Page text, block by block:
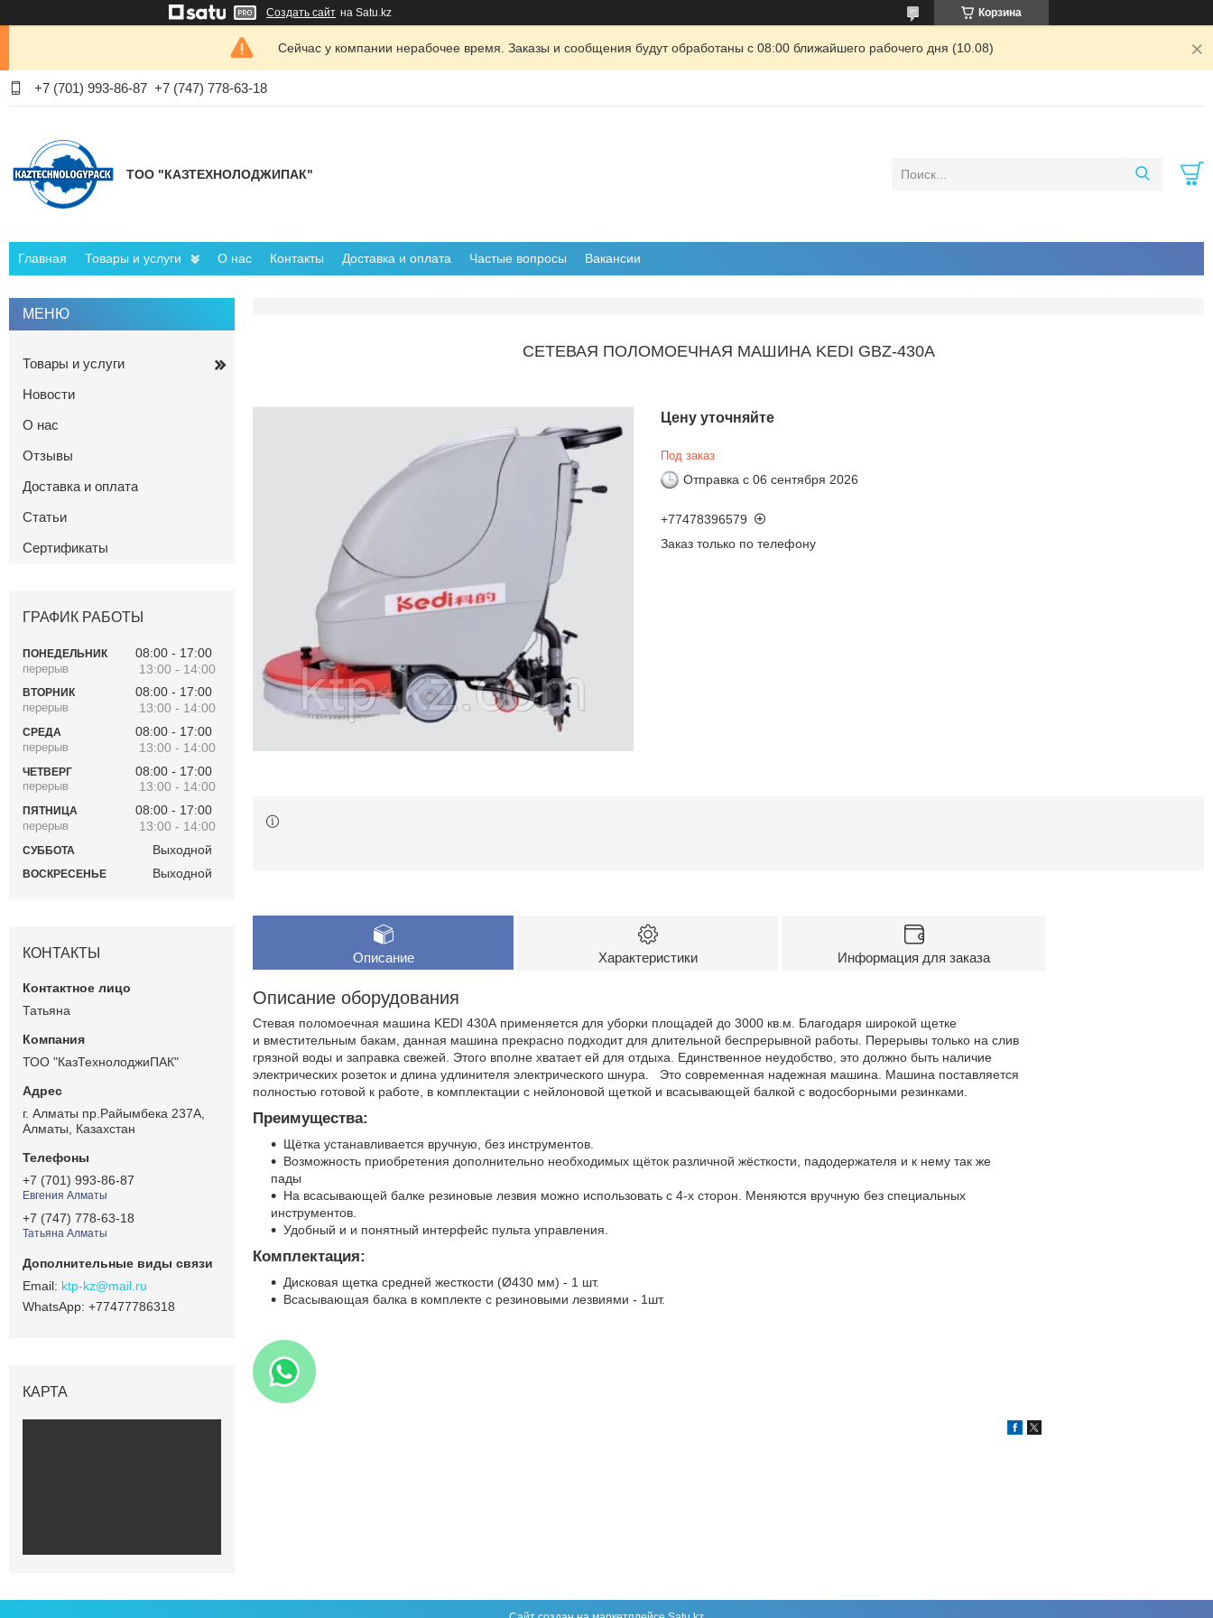
Создать сайт на Satu.kz Корзина
Сейчас у компании нерабочее время. Заказы и сообщения будут обработаны с 08:00 ближайшего рабочего дня (10.08)
+7 (701) 993-86-87 +7 (747) 778-63-18
ТОО "КАЗТЕХНОЛОДЖИПАК"
Главная Товары и услуги О нас Контакты Доставка и оплата Частые вопросы Вакансии
СЕТЕВАЯ ПОЛОМОЕЧНАЯ МАШИНА KEDI GBZ-430A
Цену уточняйте
Под заказ
Отправка с 06 сентября 2026
+77478396579
Заказ только по телефону
Описание Характеристики Информация для заказа
Описание оборудования
Стевая поломоечная машина KEDI 430А применяется для уборки площадей до 3000 кв.м. Благодаря широкой щетке
и вместительным бакам, данная машина прекрасно подходит для длительной беспрерывной работы. Перерывы только на слив
грязной воды и заправка свежей. Этого вполне хватает ей для отдыха. Единственное неудобство, это должно быть наличие
электрических розеток и длина удлинителя электрического шнура. Это современная надежная машина. Машина поставляется
полностью готовой к работе, в комплектации с нейлоновой щеткой и всасывающей балкой с водосборными резинками.
Преимущества:
Щётка устанавливается вручную, без инструментов.
Возможность приобретения дополнительно необходимых щёток различной жёсткости, падодержателя и к нему так же
пады
На всасывающей балке резиновые лезвия можно использовать с 4-х сторон. Меняются вручную без специальных
инструментов.
Удобный и и понятный интерфейс пульта управления.
Комплектация:
Дисковая щетка средней жесткости (Ø430 мм) - 1 шт.
Всасывающая балка в комплекте с резиновыми лезвиями - 1шт.
Товары и услуги
Новости
О нас
Отзывы
Доставка и оплата
Статьи
Сертификаты
ГРАФИК РАБОТЫ
ПОНЕДЕЛЬНИК 08:00
17:00
13:00
14:00
ВТОРНИК 08:00
17:00
13:00
14:00
СРЕДА 08:00
17:00
13:00
14:00
ЧЕТВЕРГ 08:00
17:00
13:00
14:00
ПЯТНИЦА 08:00
17:00
13:00
14:00
СУББОТА Выходной
ВОСКРЕСЕНЬЕ Выходной
КОНТАКТЫ
Татьяна
ТОО "КазТехнолоджиПАК"
г. Алматы пр.Райымбека 237А,
Алматы, Казахстан
+7 (701) 993-86-87
Евгения Алматы
+7 (747) 778-63-18
Татьяна Алматы
ktp-kz@mail.ru
+77477786318
КАРТА